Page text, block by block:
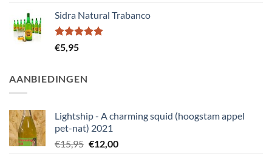
Sidra Natural Trabanco
Gewaardeerd
5.00
€5,95
AANBIEDINGEN
Lightship - A charming squid (hoogstam appel
pet-nat) 2021
€15,95 Oorspronkelijke
€12,00Huidige